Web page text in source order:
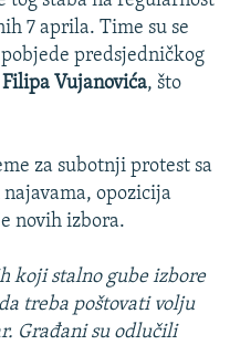
7 aprila. Time su se
predsjedničkog
Filipa Vujanovića, što
za subotnji protest sa
opozicija
novih izbora.
koji stalno gube izbore
treba poštovati volju
Građani su odlučili